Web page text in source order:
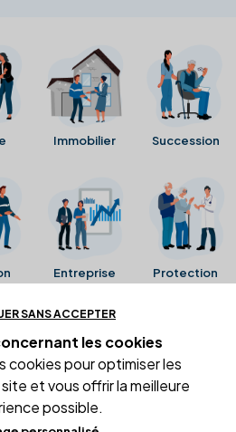
Immobilier Succession
Entreprise Protection
directement de la fiche Google
Ils n'ont ni été collectés ni
par Alexia.fr.
SANS ACCEPTER
les cookies
cookies pour optimiser les
et vous offrir la meilleure
possible.